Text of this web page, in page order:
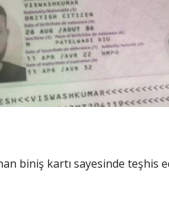
biniş kartı sayesinde